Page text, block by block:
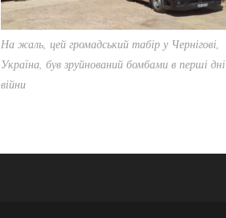
На жаль, цей громадський табір у Чернігові,
Україна, був зруйнований бомбами в перші дні
війни